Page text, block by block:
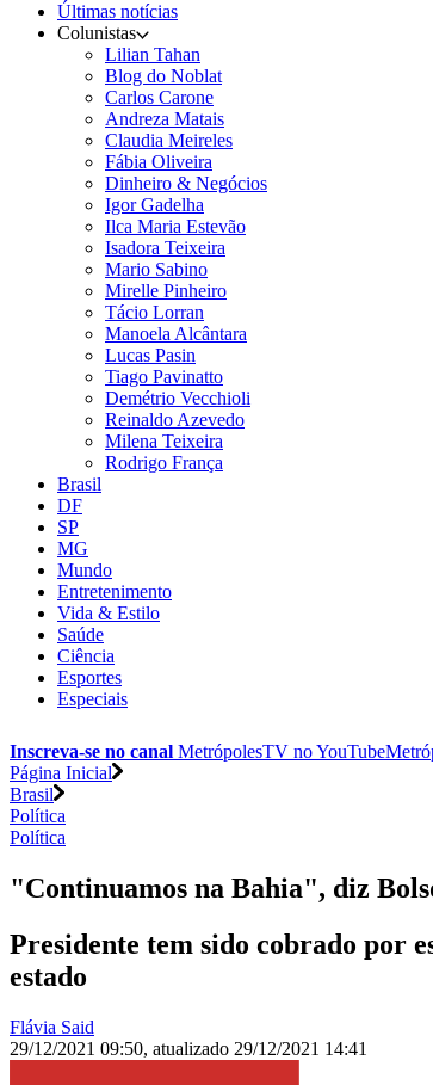
Últimas notícias
Colunistas
Lilian Tahan
Blog do Noblat
Carlos Carone
Andreza Matais
Claudia Meireles
Fábia Oliveira
Dinheiro & Negócios
Igor Gadelha
Ilca Maria Estevão
Isadora Teixeira
Mario Sabino
Mirelle Pinheiro
Tácio Lorran
Manoela Alcântara
Lucas Pasin
Tiago Pavinatto
Demétrio Vecchioli
Reinaldo Azevedo
Milena Teixeira
Rodrigo França
Brasil
DF
SP
MG
Mundo
Entretenimento
Vida & Estilo
Saúde
Ciência
Esportes
Especiais
Inscreva-se no canal MetrópolesTV noYouTube
Página Inicial
Brasil
Política
Política
"Continuamos na Bahia", diz
Presidente tem sido cobrado por
estado
Flávia Said
29/12/2021 09:50, atualizado 29/12/2021 14:41